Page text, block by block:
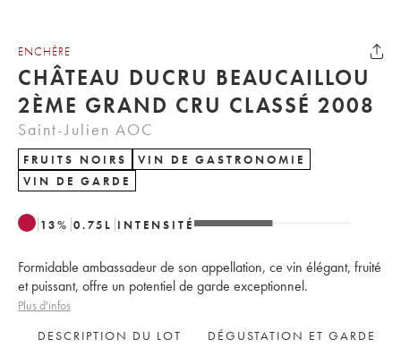
ENCHÈRE
CHÂTEAU DUCRU BEAUCAILLOU
2ÈME GRAND CRU CLASSÉ 2008
Saint-Julien AOC
FRUITS NOIRS
VIN DE GASTRONOMIE
VIN DE GARDE
13% 0.75 L INTENSITÉ
Formidable ambassadeur de son appellation, ce vin élégant, fruité
et puissant, offre un potentiel de garde exceptionnel.
Plus d'infos
DESCRIPTION DU LOT
DÉGUSTATION ET GARDE